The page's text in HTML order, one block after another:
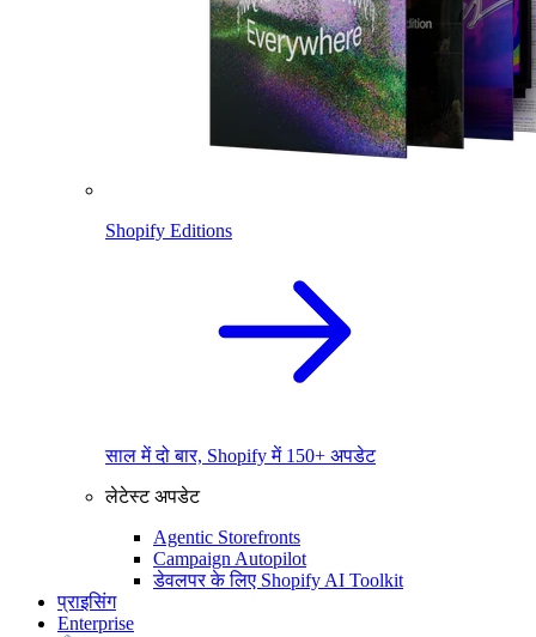
Shopify Editions
साल में दो बार, Shopify में 150+ अपडेट
लेटेस्ट अपडेट
Agentic Storefronts
Campaign Autopilot
डेवलपर के लिए Shopify AI Toolkit
प्राइसिंग
Enterprise